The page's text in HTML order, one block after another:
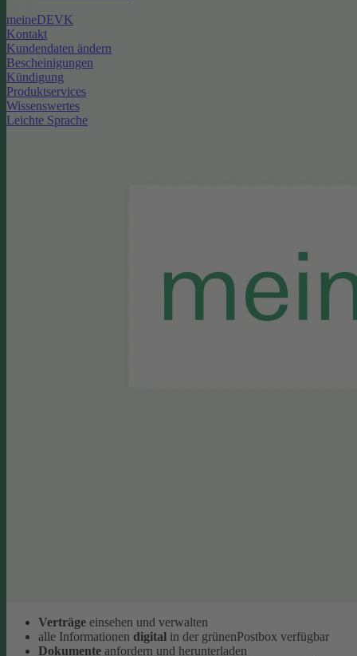
meineDEVK
Kontakt
Kundendaten ändern
Bescheinigungen
Kündigung
Produktservices
Wissenswertes
Leichte Sprache
Verträge einsehen und verwalten
alle Informationen digital in der grünenPostbox verfügbar
Dokumente anfordern und herunterladen